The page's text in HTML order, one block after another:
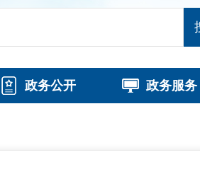
政务公开 政务服务